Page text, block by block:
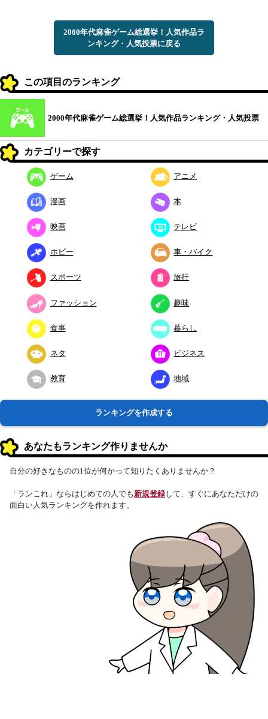
2000年代麻雀ゲーム総選挙！人気作品ラ
ンキング・人気投票に戻る
この項目のランキング
2000年代麻雀ゲーム総選挙！人気作品ランキング・人気投票
カテゴリーで探す
ゲーム アニメ
漫画 本
映画 テレビ
ホビー 車・バイク
スポーツ 旅行
ファッション 趣味
食事 暮らし
ネタ ビジネス
教育 地域
ランキングを作成する
あなたもランキング作りませんか
自分の好きなものの1位が何かって知りたくありませんか？
「ランこれ」ならはじめての人でも新規登録して、すぐにあなただけの
面白い人気ランキングを作れます。